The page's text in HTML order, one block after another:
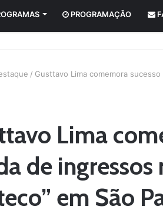
PROGRAMAÇÃO
/ Gusttavo Lima comemora
Lima
de ingressos
em São